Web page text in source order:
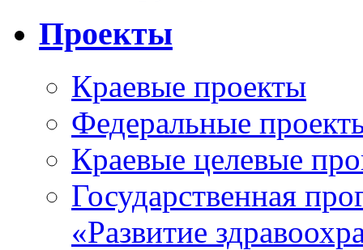
Проекты
Краевые проекты
Федеральные
Краевые целевые
Государственная
«Развитие